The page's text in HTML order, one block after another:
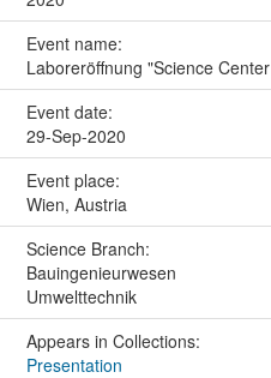
Event name:
Laboreröffnung "Science
Event date:
29-Sep-2020
Event place:
Wien, Austria
Science Branch:
Bauingenieurwesen
Umwelttechnik
Appears in Collections:
Presentation